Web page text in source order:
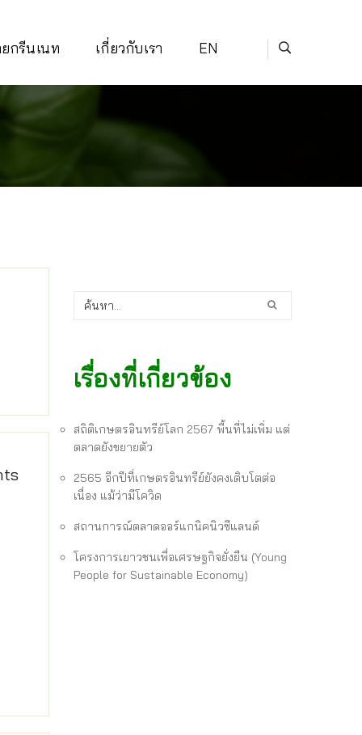
กรีนเนท เกี่ยวกับเรา EN
เรื่องที่เกี่ยวข้อง
สถิติเกษตรอินทรีย์โลก 2567 พื้นที่ไม่เพิ่ม แต่
ตลาดยังขยายตัว
2565 อีกปีที่เกษตรอินทรีย์ยังคงเติบโตต่อ
เนื่อง แม้ว่ามีโควิด
สถานการณ์ตลาดออร์แกนิคนิวซีแลนด์
โครงการเยาวชนเพื่อเศรษฐกิจยั่งยืน (Young
People for Sustainable Economy)